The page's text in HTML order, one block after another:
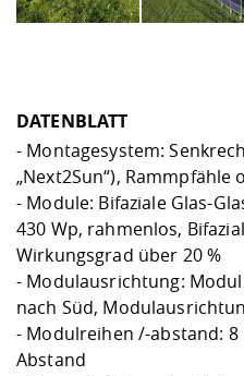
DATENBLATT
- Montagesystem:
„Next2Sun“), Rammpfähle
- Module: Bifaziale Glas-
430 Wp, rahmenlos,
Wirkungsgrad über 20 %
- Modulausrichtung:
nach Süd,
- Modulreihen /-abstand: 8
Abstand